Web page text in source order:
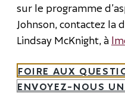
sur le programme
Johnson, contactez la
Lindsay McKnight, à
FOIRE AUX
ENVOYEZ-NOUS UN